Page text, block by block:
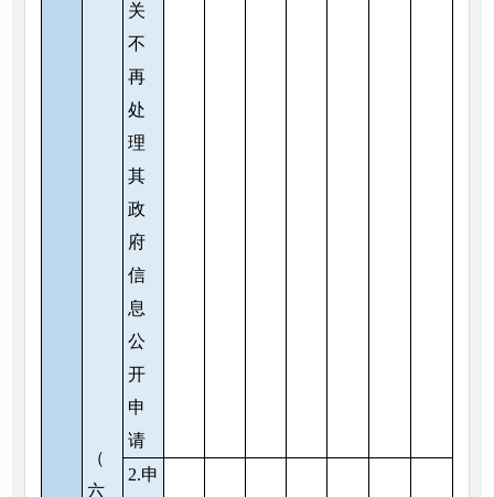
（
六
关
不
再
处
理
其
政
府
信
息
公
开
申
请
2.申